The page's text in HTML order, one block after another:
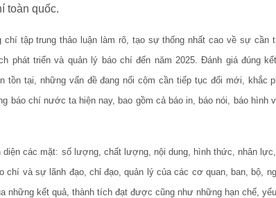
toàn quốc.
tập trung thảo luận làm rõ, tạo sự thống nhất cao về sự cần
phát triển và quản lý báo chí đến năm 2025. Đánh giá đúng
tồn tại, những vấn đề đang nổi cộm cần tiếp tục đổi mới, khắc
báo chí nước ta hiện nay, bao gồm cả báo in, báo nói, báo hình
các mặt: số lượng, chất lượng, nội dung, hình thức, nhân
chí và sự lãnh đạo, chỉ đạo, quản lý của các cơ quan, ban, bộ,
những kết quả, thành tích đạt được cũng như những hạn chế,